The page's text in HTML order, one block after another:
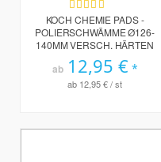
Bewertung:
100%
KOCH CHEMIE PADS -
POLIERSCHWÄMME Ø126-
140MM VERSCH. HÄRTEN
ab 12,95 €
ab 12,95 €/ st